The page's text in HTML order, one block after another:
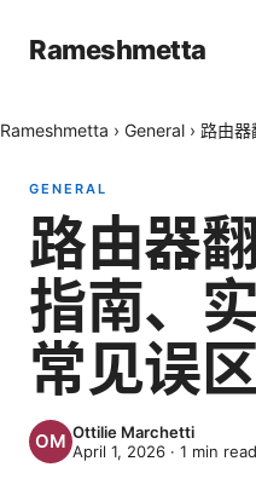
Rameshmetta
Rameshmetta › General › 路由
GENERAL
路由器
指南、
常见误区
Ottilie Marchetti
April 1, 2026 · 1 min read